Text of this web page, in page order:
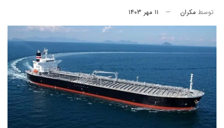
توسط مکران ۱۱ مهر ۱۴۰۳